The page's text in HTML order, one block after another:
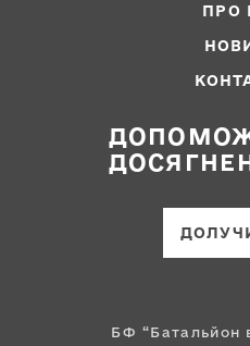
ПРО
БФ “Батальйон